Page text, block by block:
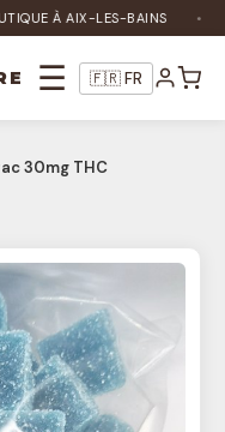
À AIX-LES-BAINS
☰ 🇫🇷 FR
30mg THC